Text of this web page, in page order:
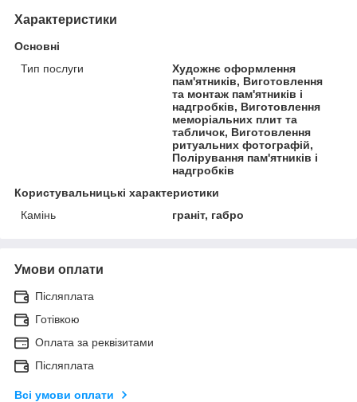
Характеристики
Основні
Тип послуги
Художнє оформлення
пам'ятників, Виготовлення
та монтаж пам'ятників і
надгробків, Виготовлення
меморіальних плит та
табличок, Виготовлення
ритуальних фотографій,
Полірування пам'ятників і
надгробків
Користувальницькі характеристики
Камінь
граніт, габро
Умови оплати
Післяплата
Готівкою
Оплата за реквізитами
Післяплата
Всі умови оплати